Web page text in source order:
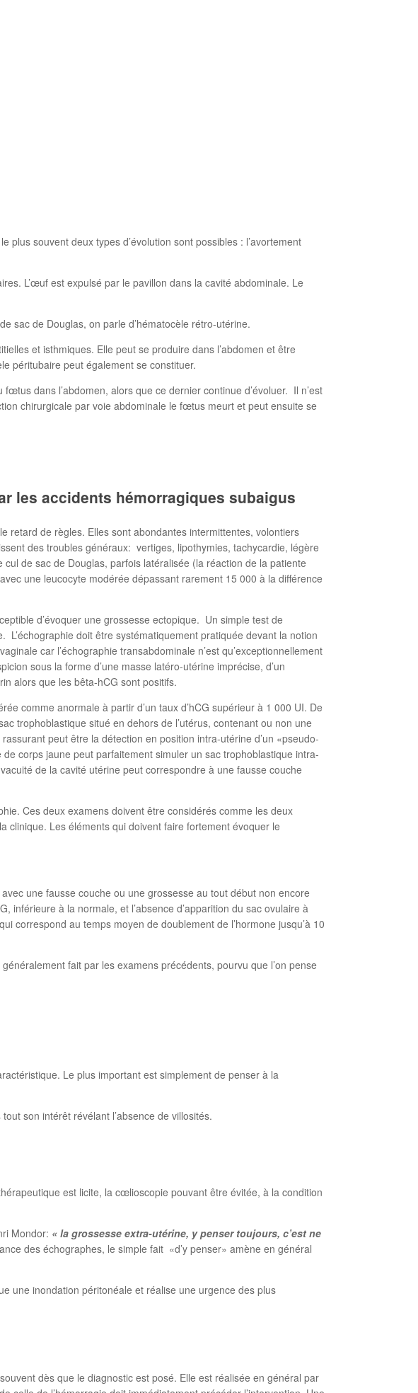
plus souvent deux types d’évolution sont possibles : l’avortement
L’œuf est expulsé par le pavillon dans la cavité abdominale. Le
sac de Douglas, on parle d’hématocèle rétro-utérine.
et isthmiques. Elle peut se produire dans l’abdomen et être
péritubaire peut également se constituer.
dans l’abdomen, alors que ce dernier continue d’évoluer. Il n’est
chirurgicale par voie abdominale le fœtus meurt et peut ensuite se
les accidents hémorragiques subaigus
retard de règles. Elles sont abondantes intermittentes, volontiers
des troubles généraux: vertiges, lipothymies, tachycardie, légère
de sac de Douglas, parfois latéralisée (la réaction de la patiente
une leucocyte modérée dépassant rarement 15 000 à la différence
d’évoquer une grossesse ectopique. Un simple test de
L’échographie doit être systématiquement pratiquée devant la notion
car l’échographie transabdominale n’est qu’exceptionnellement
sous la forme d’une masse latéro-utérine imprécise, d’un
alors que les bêta-hCG sont positifs.
comme anormale à partir d’un taux d’hCG supérieur à 1 000 UI. De
trophoblastique situé en dehors de l’utérus, contenant ou non une
peut être la détection en position intra-utérine d’un «pseudo-
corps jaune peut parfaitement simuler un sac trophoblastique intra-
de la cavité utérine peut correspondre à une fausse couche
Ces deux examens doivent être considérés comme les deux
clinique. Les éléments qui doivent faire fortement évoquer le
une fausse couche ou une grossesse au tout début non encore
inférieure à la normale, et l’absence d’apparition du sac ovulaire à
correspond au temps moyen de doublement de l’hormone jusqu’à 10
fait par les examens précédents, pourvu que l’on pense
Le plus important est simplement de penser à la
son intérêt révélant l’absence de villosités.
est licite, la cœlioscopie pouvant être évitée, à la condition
Mondor: « la grossesse extra-utérine, y penser toujours, c’est ne
des échographes, le simple fait «d’y penser» amène en général
une inondation péritonéale et réalise une urgence des plus
dès que le diagnostic est posé. Elle est réalisée en général par